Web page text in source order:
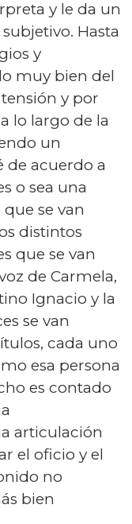
y le da un
Hasta
y
muy bien del
y por
lo largo de la
un
de acuerdo a
o sea una
se van
distintos
que se van
de Carmela,
Ignacio y la
se van
cada uno
esa persona
es contado
articulación
el oficio y el
no
bien